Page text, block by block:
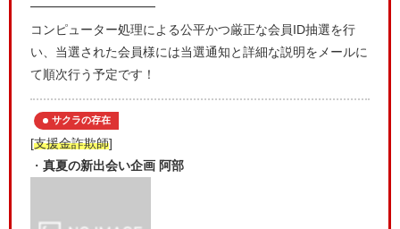
━━━━━━━━━━
コンピューター処理による公平かつ厳正な会員ID抽選を行
い、当選された会員様には当選通知と詳細な説明をメールに
て順次行う予定です！
サクラの存在
[支援金詐欺師]
・ 真夏の新出会い企画 阿部